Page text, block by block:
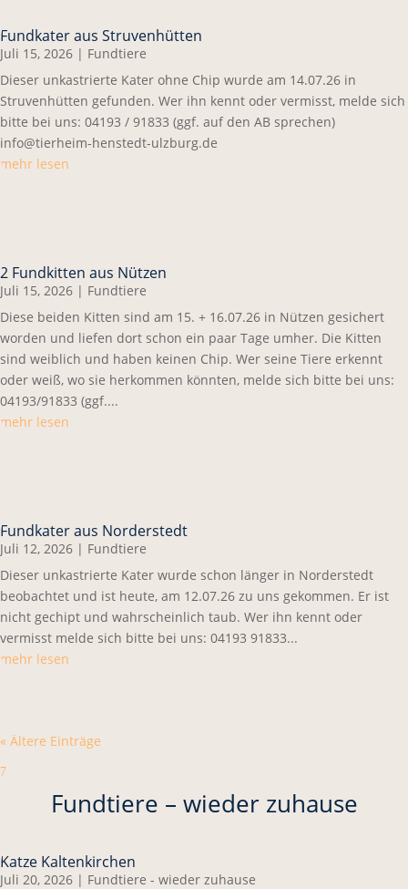
Fundkater aus Struvenhütten
Juli 15, 2026 | Fundtiere
Dieser unkastrierte Kater ohne Chip wurde am 14.07.26 in
Struvenhütten gefunden. Wer ihn kennt oder vermisst, melde sich
bitte bei uns: 04193 / 91833 (ggf. auf den AB sprechen)
info@tierheim-henstedt-ulzburg.de
mehr lesen
2 Fundkitten aus Nützen
Juli 15, 2026 | Fundtiere
Diese beiden Kitten sind am 15. + 16.07.26 in Nützen gesichert
worden und liefen dort schon ein paar Tage umher. Die Kitten
sind weiblich und haben keinen Chip. Wer seine Tiere erkennt
oder weiß, wo sie herkommen könnten, melde sich bitte bei uns:
04193/91833 (ggf....
mehr lesen
Fundkater aus Norderstedt
Juli 12, 2026 | Fundtiere
Dieser unkastrierte Kater wurde schon länger in Norderstedt
beobachtet und ist heute, am 12.07.26 zu uns gekommen. Er ist
nicht gechipt und wahrscheinlich taub. Wer ihn kennt oder
vermisst melde sich bitte bei uns: 04193 91833...
mehr lesen
« Ältere Einträge
7
Fundtiere – wieder zuhause
Katze Kaltenkirchen
Juli 20, 2026 | Fundtiere - wieder zuhause